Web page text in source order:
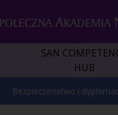
SAN
HUB
Bezpieczeństwo i